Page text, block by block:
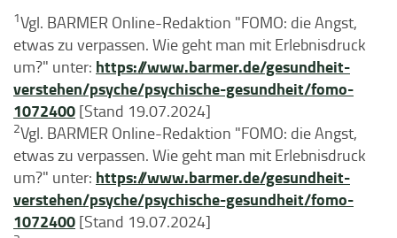
1Vgl. BARMER Online-Redaktion "FOMO: die Angst,
etwas zu verpassen. Wie geht man mit Erlebnisdruck
um?" unter: https://www.barmer.de/gesundheit-
verstehen/psyche/psychische-gesundheit/fomo-
1072400 [Stand 19.07.2024]
2Vgl. BARMER Online-Redaktion "FOMO: die Angst,
etwas zu verpassen. Wie geht man mit Erlebnisdruck
um?" unter: https://www.barmer.de/gesundheit-
verstehen/psyche/psychische-gesundheit/fomo-
1072400 [Stand 19.07.2024]